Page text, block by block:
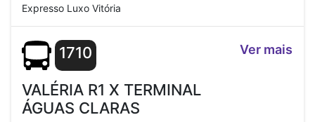
Expresso Luxo Vitória
1710
VALÉRIA R1 X TERMINAL
ÁGUAS CLARAS
Ver mais